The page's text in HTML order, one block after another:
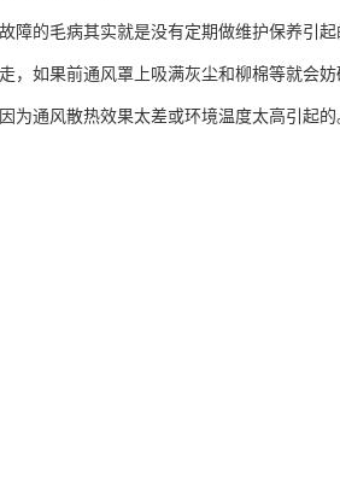
障的毛病其实就是没有定期做维护保养引
，如果前通风罩上吸满灰尘和柳棉等就会
通风散热效果太差或环境温度太高引起的